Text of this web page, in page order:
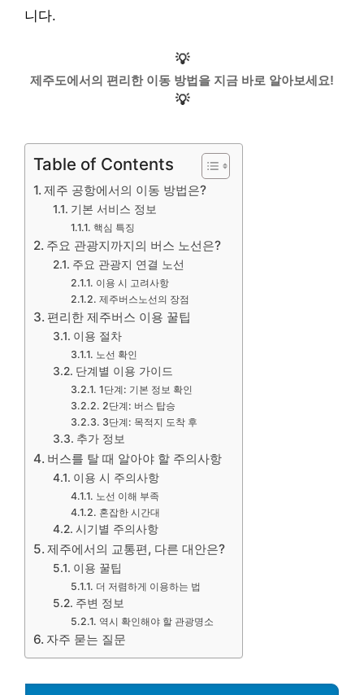
니다.
💡
제주도에서의 편리한 이동 방법을 지금 바로 알아보세요!
💡
Table of Contents
제주 공항에서의 이동 방법은?
기본 서비스 정보
핵심 특징
주요 관광지까지의 버스 노선은?
주요 관광지 연결 노선
이용 시 고려사항
제주버스노선의 장점
편리한 제주버스 이용 꿀팁
이용 절차
노선 확인
단계별 이용 가이드
1단계: 기본 정보 확인
2단계: 버스 탑승
3단계: 목적지 도착 후
추가 정보
버스를 탈 때 알아야 할 주의사항
이용 시 주의사항
노선 이해 부족
혼잡한 시간대
시기별 주의사항
제주에서의 교통편, 다른 대안은?
이용 꿀팁
더 저렴하게 이용하는 법
주변 정보
역시 확인해야 할 관광명소
자주 묻는 질문